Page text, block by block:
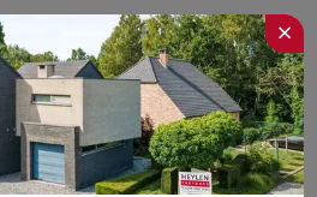
×
communiceren over VME-
verkopen sneller. Kopers
dan een verrassing na de
appartement is het wettelijk